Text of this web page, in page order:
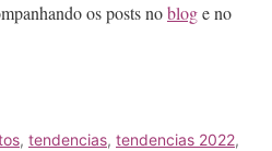
os posts nobloge no
, tendencias, tendencias 2022,